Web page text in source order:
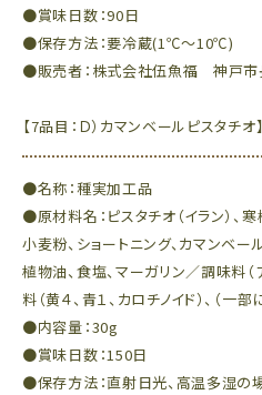
●賞味日数：90日
●保存方法：要冷蔵(1℃～10℃)
●販売者：株式会社伍魚福 神戸市
【7品目：Ｄ）カマンベールピスタチオ】
●名称：種実加工品
●原材料名：ピスタチオ（イラン）、寒
小麦粉、ショートニング、カマンベー
植物油、食塩、マーガリン／調味料（
料（黄４、青１、カロチノイド）、（一
●内容量：30g
●賞味日数：150日
●保存方法：直射日光、高温多湿の